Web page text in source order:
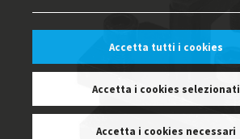
Accetta tutti i cookies
Accetta i cookies selezionati
Accetta i cookies necessari